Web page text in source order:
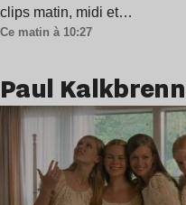
clips matin, midi et…
Ce matin à 10:27
Paul